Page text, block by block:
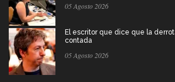
05 Agosto 2026
El escritor que dice que la
contada
05 Agosto 2026